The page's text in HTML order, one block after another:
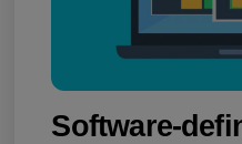
Software-